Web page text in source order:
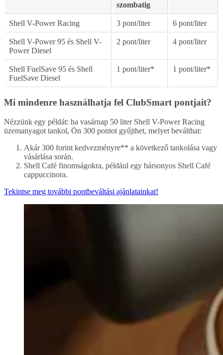
szombatig
Shell V-Power Racing 3 pont/liter 6 pont/liter
Shell V-Power 95 és Shell V-
Power Diesel
2 pont/liter 4 pont/liter
Shell FuelSave 95 és Shell
FuelSave Diesel
1 pont/liter* 1 pont/liter*
Mi mindenre használhatja fel ClubSmart pontjait?
Nézzünk egy példát: ha vasárnap 50 liter Shell V-Power Racing
üzemanyagot tankol, Ön 300 pontot gyűjthet, melyet beválthat:
Akár 300 forint kedvezményre** a következő tankolása vagy
vásárlása során.
Shell Café finomságokra, például egy bársonyos Shell Café
cappuccinora.
Tekintse meg további pontbeváltási ajánlatainkat!